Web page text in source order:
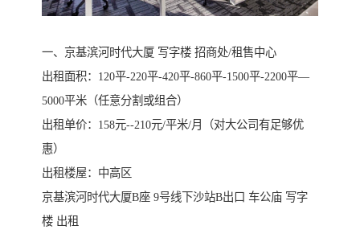
一、京基滨河时代大厦 写字楼 招商处/租售中心
出租面积：120平-220平-420平-860平-1500平-2200平—
5000平米（任意分割或组合）
出租单价：158元--210元/平米/月（对大公司有足够优
惠）
出租楼屋：中高区
京基滨河时代大厦B座 9号线下沙站B出口 车公庙 写字
楼 出租